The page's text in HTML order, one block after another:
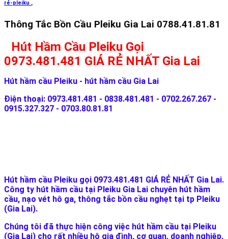
rẻ-pleiku ,
Thông Tắc Bồn Cầu Pleiku Gia Lai 0788.41.81.81
Hút Hầm Cầu Pleiku Gọi
0973.481.481 GIÁ RẺ NHẤT Gia Lai
Hút hầm cầu Pleiku - hút hầm cầu Gia Lai
Điện thoại: 0973.481.481 - 0838.481.481 - 0702.267.267 -
0915.327.327 - 0703.80.81.81
Hút hầm cầu Pleiku gọi 0973.481.481 GIÁ RẺ NHẤT Gia Lai.
Công ty hút hầm cầu tại Pleiku Gia Lai chuyên hút hầm
cầu, nạo vét hô ga, thông tắc bồn cầu nghẹt tại tp Pleiku
(Gia Lai).
Chúng tôi đã thực hiện công việc hút hầm cầu tại Pleiku
(Gia Lai) cho rất nhiều hộ gia đình, cơ quan, doanh nghiệp,